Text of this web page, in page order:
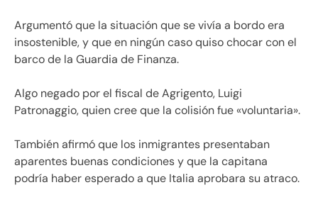
Argumentó que la situación que se vivía a bordo era
insostenible, y que en ningún caso quiso chocar con el
barco de la Guardia de Finanza.
Algo negado por el fiscal de Agrigento, Luigi
Patronaggio, quien cree que la colisión fue «voluntaria».
También afirmó que los inmigrantes presentaban
aparentes buenas condiciones y que la capitana
podría haber esperado a que Italia aprobara su atraco.